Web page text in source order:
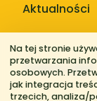
Aktualności
Galerie zdjęć
Na tej stronie
przetwarzania
osobowych.
jak integracja
trzecich, analiza/